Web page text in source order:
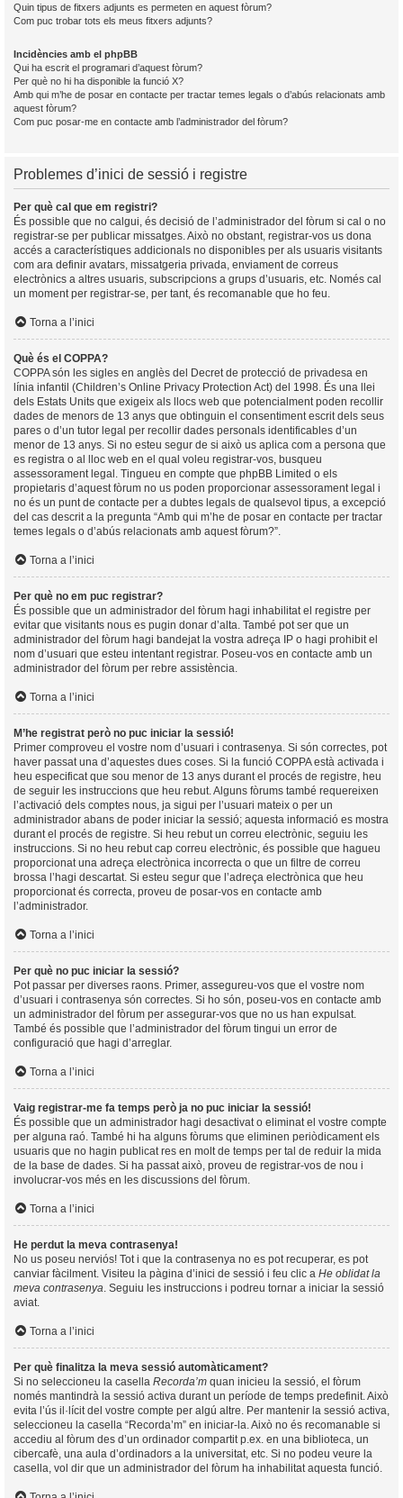
Quin tipus de fitxers adjunts es permeten en aquest fòrum?
Com puc trobar tots els meus fitxers adjunts?
Incidències amb el phpBB
Qui ha escrit el programari d’aquest fòrum?
Per què no hi ha disponible la funció X?
Amb qui m’he de posar en contacte per tractar temes legals o d’abús relacionats amb
aquest fòrum?
Com puc posar-me en contacte amb l’administrador del fòrum?
Problemes d’inici de sessió i registre
Per què cal que em registri?
És possible que no calgui, és decisió de l’administrador del fòrum si cal o no
registrar-se per publicar missatges. Això no obstant, registrar-vos us dona
accés a característiques addicionals no disponibles per als usuaris visitants
com ara definir avatars, missatgeria privada, enviament de correus
electrònics a altres usuaris, subscripcions a grups d’usuaris, etc. Només cal
un moment per registrar-se, per tant, és recomanable que ho feu.
Torna a l’inici
Què és el COPPA?
COPPA són les sigles en anglès del Decret de protecció de privadesa en
línia infantil (Children’s Online Privacy Protection Act) del 1998. És una llei
dels Estats Units que exigeix als llocs web que potencialment poden recollir
dades de menors de 13 anys que obtinguin el consentiment escrit dels seus
pares o d’un tutor legal per recollir dades personals identificables d’un
menor de 13 anys. Si no esteu segur de si això us aplica com a persona que
es registra o al lloc web en el qual voleu registrar-vos, busqueu
assessorament legal. Tingueu en compte que phpBB Limited o els
propietaris d’aquest fòrum no us poden proporcionar assessorament legal i
no és un punt de contacte per a dubtes legals de qualsevol tipus, a excepció
del cas descrit a la pregunta “Amb qui m’he de posar en contacte per tractar
temes legals o d’abús relacionats amb aquest fòrum?”.
Torna a l’inici
Per què no em puc registrar?
És possible que un administrador del fòrum hagi inhabilitat el registre per
evitar que visitants nous es pugin donar d’alta. També pot ser que un
administrador del fòrum hagi bandejat la vostra adreça IP o hagi prohibit el
nom d’usuari que esteu intentant registrar. Poseu-vos en contacte amb un
administrador del fòrum per rebre assistència.
Torna a l’inici
M’he registrat però no puc iniciar la sessió!
Primer comproveu el vostre nom d’usuari i contrasenya. Si són correctes, pot
haver passat una d’aquestes dues coses. Si la funció COPPA està activada i
heu especificat que sou menor de 13 anys durant el procés de registre, heu
de seguir les instruccions que heu rebut. Alguns fòrums també requereixen
l’activació dels comptes nous, ja sigui per l’usuari mateix o per un
administrador abans de poder iniciar la sessió; aquesta informació es mostra
durant el procés de registre. Si heu rebut un correu electrònic, seguiu les
instruccions. Si no heu rebut cap correu electrònic, és possible que hagueu
proporcionat una adreça electrònica incorrecta o que un filtre de correu
brossa l’hagi descartat. Si esteu segur que l’adreça electrònica que heu
proporcionat és correcta, proveu de posar-vos en contacte amb
l’administrador.
Torna a l’inici
Per què no puc iniciar la sessió?
Pot passar per diverses raons. Primer, assegureu-vos que el vostre nom
d’usuari i contrasenya són correctes. Si ho són, poseu-vos en contacte amb
un administrador del fòrum per assegurar-vos que no us han expulsat.
També és possible que l’administrador del fòrum tingui un error de
configuració que hagi d’arreglar.
Torna a l’inici
Vaig registrar-me fa temps però ja no puc iniciar la sessió!
És possible que un administrador hagi desactivat o eliminat el vostre compte
per alguna raó. També hi ha alguns fòrums que eliminen periòdicament els
usuaris que no hagin publicat res en molt de temps per tal de reduir la mida
de la base de dades. Si ha passat això, proveu de registrar-vos de nou i
involucrar-vos més en les discussions del fòrum.
Torna a l’inici
He perdut la meva contrasenya!
No us poseu nerviós! Tot i que la contrasenya no es pot recuperar, es pot
canviar fàcilment. Visiteu la pàgina d’inici de sessió i feu clic a He oblidat la
meva contrasenya . Seguiu les instruccions i podreu tornar a iniciar la sessió
aviat.
Torna a l’inici
Per què finalitza la meva sessió automàticament?
Si no seleccioneu la casella Recorda’m quan inicieu la sessió, el fòrum
només mantindrà la sessió activa durant un període de temps predefinit. Això
evita l’ús il·lícit del vostre compte per algú altre. Per mantenir la sessió activa,
seleccioneu la casella “Recorda’m” en iniciar-la. Això no és recomanable si
accediu al fòrum des d’un ordinador compartit p.ex. en una biblioteca, un
cibercafè, una aula d’ordinadors a la universitat, etc. Si no podeu veure la
casella, vol dir que un administrador del fòrum ha inhabilitat aquesta funció.